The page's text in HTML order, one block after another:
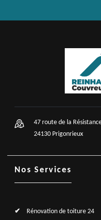
47 route de la
24130 Prigonrieux
Nos Services
Rénovation de toiture 24